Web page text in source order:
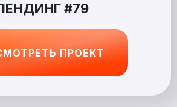
#79
ПРОЕКТ